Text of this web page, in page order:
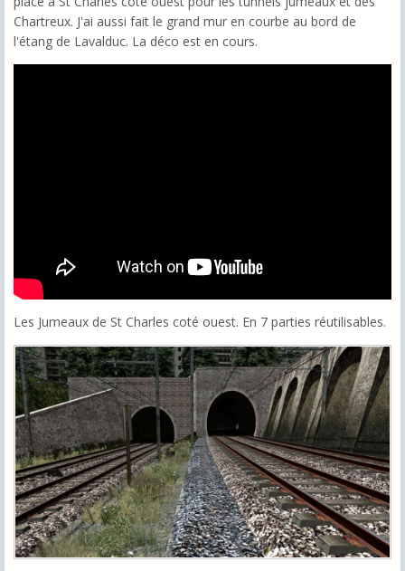
Chartreux. J'ai aussi fait le grand mur en courbe au bord de
l'étang de Lavalduc. La déco est en cours.
Les Jumeaux de St Charles coté ouest. En 7 parties réutilisables.